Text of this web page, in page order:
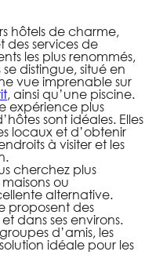
hôtels de charme,
services de
les plus renommés,
se distingue, situé en
vue imprenable sur
, ainsi qu’une piscine.
expérience plus
sont idéales. Elles
locaux et d’obtenir
à visiter et les
cherchez plus
ou
alternative.
proposent des
dans ses environs.
d’amis, les
idéale pour les